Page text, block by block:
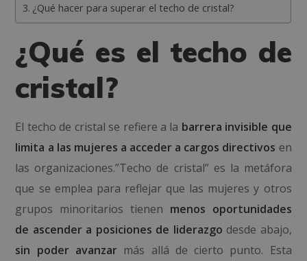
¿Qué hacer para superar el techo de cristal?
¿Qué es el techo de
cristal?
El techo de cristal se refiere a la barrera invisible que
limita a las mujeres a acceder a cargos directivos en
las organizaciones.”Techo de cristal” es la metáfora
que se emplea para reflejar que las mujeres y otros
grupos minoritarios tienen menos oportunidades
de ascender a posiciones de liderazgo desde abajo,
sin poder avanzar más allá de cierto punto. Esta